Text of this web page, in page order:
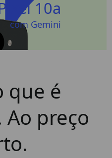
10a
com Gemini
que é
Ao preço